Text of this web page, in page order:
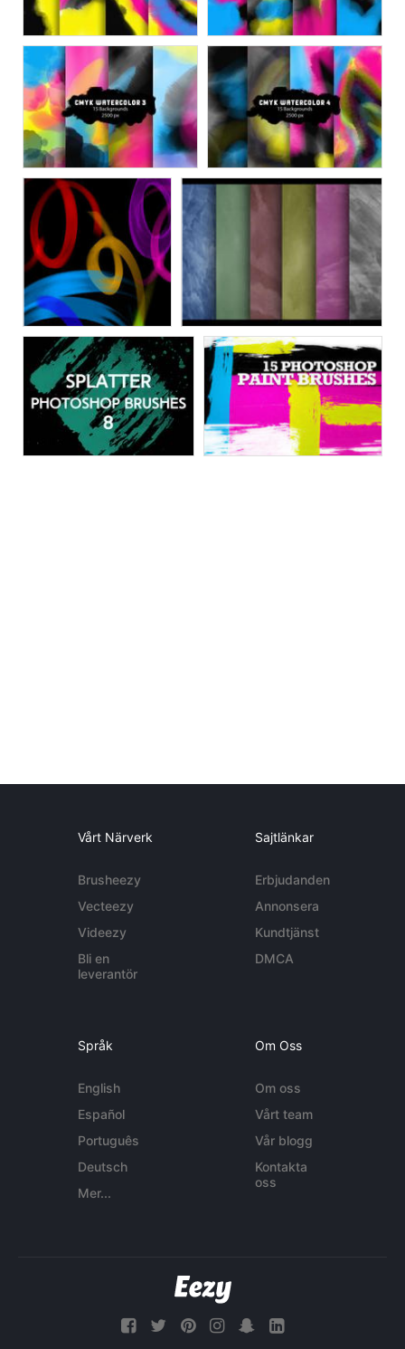
Vårt Närverk
Brusheezy
Vecteezy
Videezy
Bli en
leverantör
Sajtlänkar
Erbjudanden
Annonsera
Kundtjänst
DMCA
Språk
English
Español
Português
Deutsch
Mer...
Om Oss
Om oss
Vårt team
Vår blogg
Kontakta
oss